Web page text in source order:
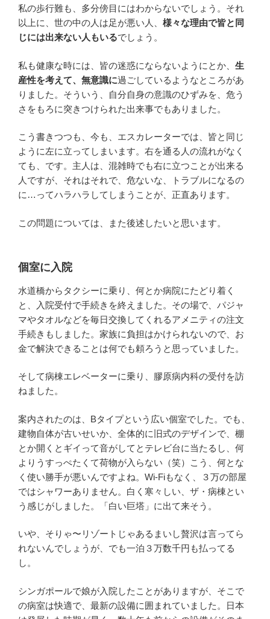
私の歩行難も、多分傍目にはわからないでしょう。それ
以上に、世の中の人は足が悪い人、 様々な理由で皆と同
じには出来ない人もいるでしょう。
私も健康な時には、皆の迷惑にならないようにとか、 生
産性を考えて、無意識に過ごしているようなところがあ
りました。そういう、自分自身の意識のひずみを、危う
さをもろに突きつけられた出来事でもありました。
こう書きつつも、今も、エスカレーターでは、皆と同じ
ように左に立ってしまいます。右を通る人の流れがなく
ても、です。主人は、混雑時でも右に立つことが出来る
人ですが、それはそれで、危ないな、トラブルになるの
に…ってハラハラしてしまうことが、正直あります。
この問題については、また後述したいと思います。
個室に入院
水道橋からタクシーに乗り、何とか病院にたどり着く
と、入院受付で手続きを終えました。その場で、パジャ
マやタオルなどを毎日交換してくれるアメニティの注文
手続きもしました。家族に負担はかけられないので、お
金で解決できることは何でも頼ろうと思っていました。
そして病棟エレベーターに乗り、膠原病内科の受付を訪
ねました。
案内されたのは、Bタイプという広い個室でした。でも、
建物自体が古いせいか、全体的に旧式のデザインで、棚
とか開くとギイって音がしてとテレビ台に当たるし、何
よりうすっぺたくて荷物が入らない（笑）こう、何とな
く使い勝手が悪いんですよね。Wi-Fiもなく、３万の部屋
ではシャワーありません。白く寒々しい、ザ・病棟とい
う感じがしました。「白い巨塔」に出て来そう。
いや、そりゃ〜リゾートじゃあるまいし贅沢は言ってら
れないんでしょうが、でも一泊３万数千円も払ってる
し。
シンガポールで娘が入院したことがありますが、そこで
の病室は快適で、最新の設備に囲まれていました。日本